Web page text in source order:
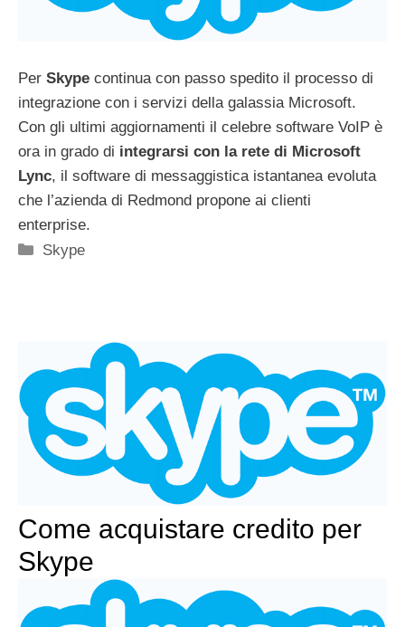
Per Skype continua con passo spedito il processo di
integrazione con i servizi della galassia Microsoft.
Con gli ultimi aggiornamenti il celebre software VoIP è
ora in grado di integrarsi con la rete di Microsoft
Lync, il software di messaggistica istantanea evoluta
che l’azienda di Redmond propone ai clienti
enterprise.
Categorie
Skype
Come acquistare credito per
Skype